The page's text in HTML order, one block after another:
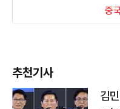
중
추천기사
김